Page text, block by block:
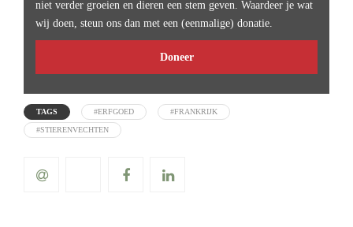
niet verder groeien en dieren een stem geven. Waardeer je wat
wij doen, steun ons dan met een (eenmalige) donatie.
Doneer
TAGS #ERFGOED #FRANKRIJK
#STIERENVECHTEN